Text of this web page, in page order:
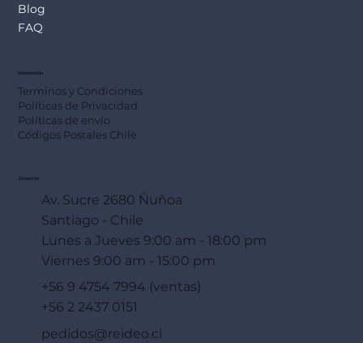
Blog
FAQ
Información
Terminos y Condiciones
Políticas de Privacidad
Políticas de envío
Códigos Postales Chile
Dirección
Av. Sucre 2680 Ñuñoa
Santiago - Chile
Lunes a Jueves 9:00 am - 18:00 pm
Viernes 9:00 am - 15:00 pm
+56 9 4754 7994 (ventas)
+56 2 2437 0151
pedidos@reideo.cl